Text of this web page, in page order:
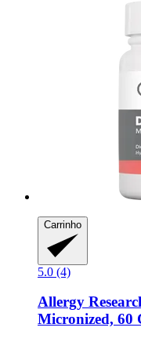
Carrinho
5.0 (4)
Allergy
Micronized, 60